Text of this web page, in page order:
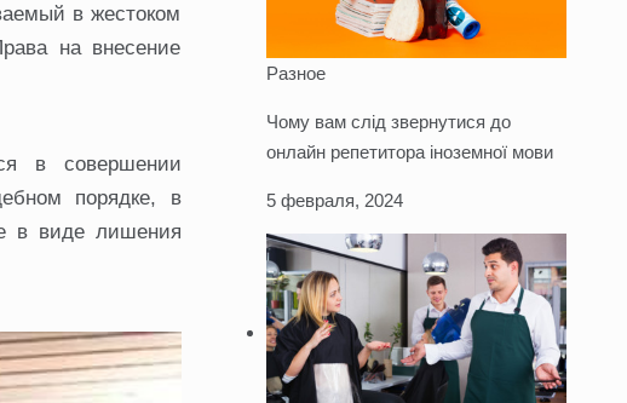
в жестоком
на внесение
в совершении
порядке, в
в виде лишения
Разное
Чому вам слід звернутися до
онлайн репетитора іноземної мови
5 февраля, 2024